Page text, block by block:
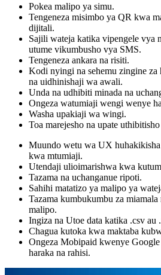
Pokea malipo ya simu.
Tengeneza misimbo ya QR kwa
dijitali.
Sajili wateja katika vipengele vya
utume vikumbusho vya SMS.
Tengeneza ankara na risiti.
Kodi nyingi na sehemu zingine
na uidhinishaji wa awali.
Unda na udhibiti minada na
Ongeza watumiaji wengi wenye
Washa upakiaji wa wingi.
Toa marejesho na upate
Muundo wetu wa UX
kwa mtumiaji.
Utendaji ulioimarishwa kwa
Tazama na uchanganue ripoti.
Sahihi matatizo ya malipo ya
Tazama kumbukumbu za
malipo.
Ingiza na Utoe data katika .csv au
Chagua kutoka kwa maktaba
Ongeza Mobipaid kwenye
haraka na rahisi.